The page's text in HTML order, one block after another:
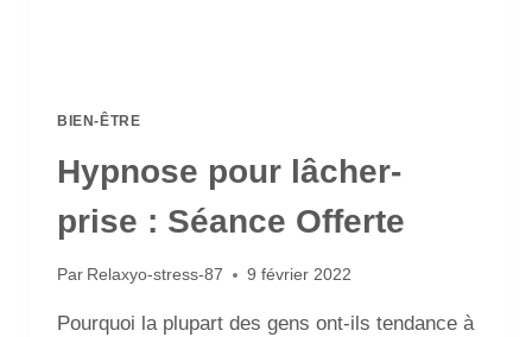
BIEN-ÊTRE
Hypnose pour lâcher-
prise : Séance Offerte
Par Relaxyo-stress-87 9 février 2022
Pourquoi la plupart des gens ont-ils tendance à